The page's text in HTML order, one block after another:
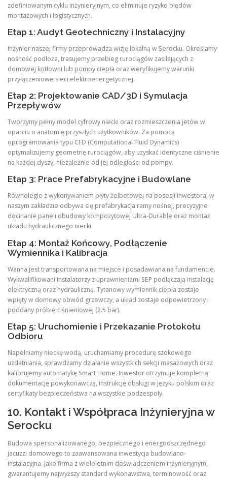
zdefiniowanym cyklu inżynieryjnym, co eliminuje ryzyko błędów
montażowych i logistycznych.
Etap 1: Audyt Geotechniczny i Instalacyjny
Inżynier naszej firmy przeprowadza wizję lokalną w Serocku. Określamy
nośność podłoża, trasujemy przebieg rurociągów zasilających z
domowej kotłowni lub pompy ciepła oraz weryfikujemy warunki
przyłączeniowe sieci elektroenergetycznej.
Etap 2: Projektowanie CAD/3D i Symulacja
Przepływów
Tworzymy pełny model cyfrowy niecki oraz rozmieszczenia jetów w
oparciu o anatomię przyszłych użytkowników. Za pomocą
oprogramowania typu CFD (Computational Fluid Dynamics)
optymalizujemy geometrię rurociągów, aby uzyskać identyczne ciśnienie
na każdej dyszy, niezależnie od jej odległości od pompy.
Etap 3: Prace Prefabrykacyjne i Budowlane
Równolegle z wykonywaniem płyty żelbetowej na posesji inwestora, w
naszym zakładzie odbywa się prefabrykacja ramy nośnej, precyzyjne
docinanie paneli obudowy kompozytowej Ultra-Durable oraz montaż
układu hydraulicznego niecki.
Etap 4: Montaż Końcowy, Podłączenie
Wymiennika i Kalibracja
Wanna jest transportowana na miejsce i posadawiana na fundamencie.
Wykwalifikowani instalatorzy z uprawnieniami SEP podłączają instalację
elektryczną oraz hydrauliczną. Tytanowy wymiennik ciepła zostaje
wpięty w domowy obwód grzewczy, a układ zostaje odpowietrzony i
poddany próbie ciśnieniowej (2.5 bar).
Etap 5: Uruchomienie i Przekazanie Protokołu
Odbioru
Napełniamy nieckę wodą, uruchamiamy procedurę szokowego
uzdatniania, sprawdzamy działanie wszystkich sekcji masażowych oraz
kalibrujemy automatykę Smart Home. Inwestor otrzymuje kompletną
dokumentację powykonawczą, instrukcję obsługi w języku polskim oraz
certyfikaty bezpieczeństwa na wszystkie podzespoły.
10. Kontakt i Współpraca Inżynieryjna w
Serocku
Budowa spersonalizowanego, bezpiecznego i energooszczędnego
jacuzzi domowego to zaawansowana inwestycja budowlano-
instalacyjna. Jako firma z wieloletnim doświadczeniem inżynieryjnym,
gwarantujemy najwyższy standard wykonawstwa, terminowość oraz